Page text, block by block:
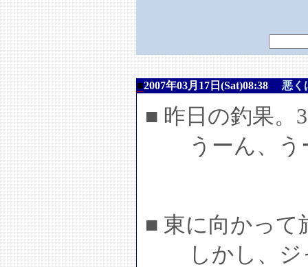
■2007年03月17日(Sat)08:38 悪く
■ 昨日の釣果。
うーん、う
■ 東に向かって
しかし、ジ